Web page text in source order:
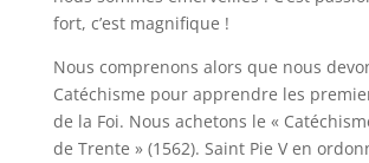
fort, c’est magnifique !
Nous comprenons alors que nous
Catéchisme pour apprendre les
de la Foi. Nous achetons le «
de Trente » (1562). Saint Pie V en